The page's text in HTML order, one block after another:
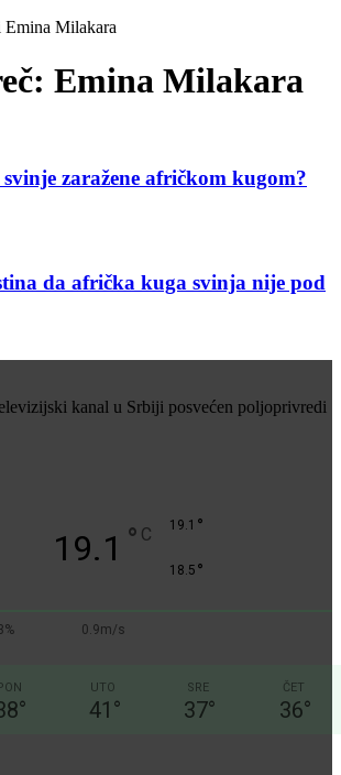
Emina Milakara
Emina Milakara
zaražene afričkom kugom?
da afrička kuga svinja nije pod
kanal u Srbiji posvećen poljoprivredi
19.1 ° C 19.1 °
18.5 °
0.9m/s
°
UTO
41 °
SRE
37°
ČET
36°